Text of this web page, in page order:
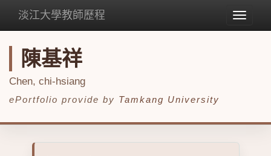
Toggle
淡江大學教師歷程
陳基祥
Chen, chi-hsiang
ePortfolio provide by Tamkang University